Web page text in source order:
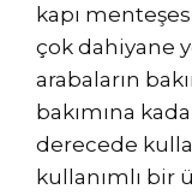
kapı
çok dahiyane
arabaların
bakımına
derecede
kullanımlı bir